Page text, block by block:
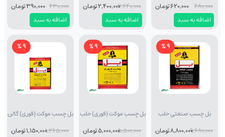
اضافه به سبد
680,000 620,000 تومان
اضافه به سبد
2,640,0002,400,000 تومان
اضافه به سبد
430,000 390,000 تومان
9 %
بل چسب صنعتی حلب
9,680,0008,800,000 تومان
9 %
بل چسب موکت (فوری) حلب
5,500,0005,000,000 تومان
9 %
بل چسب موکت (فوری) گالن
1,265,0001,150,000 تومان